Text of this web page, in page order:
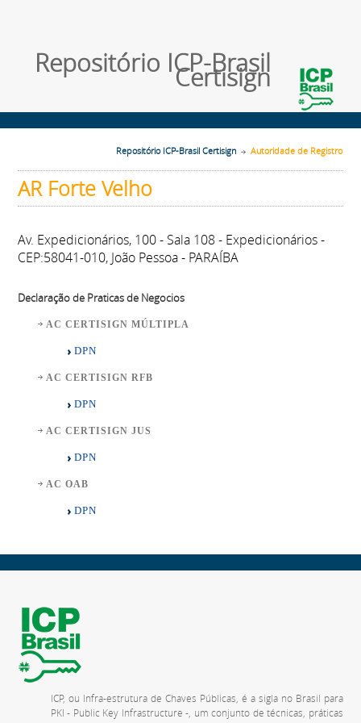
Repositório ICP-Brasil
Certisign
Repositório ICP-Brasil Certisign Autoridade de Registro
AR Forte Velho
Av. Expedicionários, 100 - Sala 108 - Expedicionários -
CEP:58041-010, João Pessoa - PARAÍBA
Declaração de Praticas de Negocios
AC CERTISIGN MÚLTIPLA
DPN
AC CERTISIGN RFB
DPN
AC CERTISIGN JUS
DPN
AC OAB
DPN
ICP, ou Infra-estrutura de Chaves Públicas, é a sigla no Brasil para
PKI - Public Key Infrastructure -, um conjunto de técnicas, práticas